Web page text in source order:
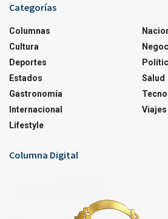
Categorías
Columnas
Cultura
Deportes
Estados
Gastronomía
Internacional
Lifestyle
Salud
Viajes
Columna Digital